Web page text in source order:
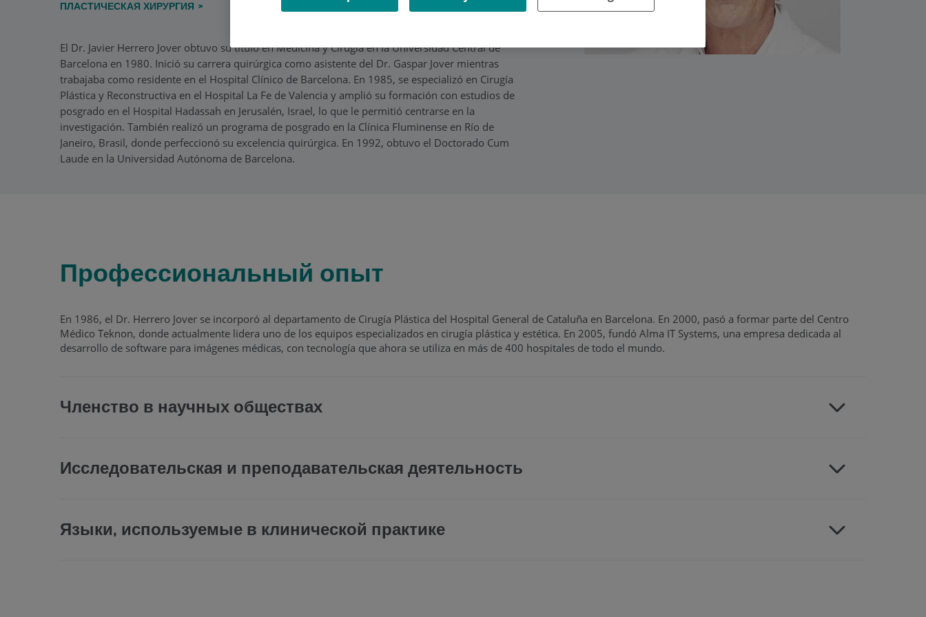
ПЛАСТИЧЕСКАЯ ХИРУРГИЯ
El Dr. Javier Herrero Jover obtuvo su título en Medicina y Cirugía en la Universidad Central de
Barcelona en 1980. Inició su carrera quirúrgica como asistente del Dr. Gaspar Jover mientras
trabajaba como residente en el Hospital Clínico de Barcelona. En 1985, se especializó en Cirugía
Plástica y Reconstructiva en el Hospital La Fe de Valencia y amplió su formación con estudios de
posgrado en el Hospital Hadassah en Jerusalén, Israel, lo que le permitió centrarse en la
investigación. También realizó un programa de posgrado en la Clínica Fluminense en Río de
Janeiro, Brasil, donde perfeccionó su excelencia quirúrgica. En 1992, obtuvo el Doctorado Cum
Laude en la Universidad Autónoma de Barcelona.
Профессиональный опыт
En 1986, el Dr. Herrero Jover se incorporó al departamento de Cirugía Plástica del Hospital General de Cataluña en Barcelona. En 2000, pasó a formar parte del Centro
Médico Teknon, donde actualmente lidera uno de los equipos especializados en cirugía plástica y estética. En 2005, fundó Alma IT Systems, una empresa dedicada al
desarrollo de software para imágenes médicas, con tecnología que ahora se utiliza en más de 400 hospitales de todo el mundo.
Членство в научных обществах
Исследовательская и преподавательская деятельность
Языки, используемые в клинической практике